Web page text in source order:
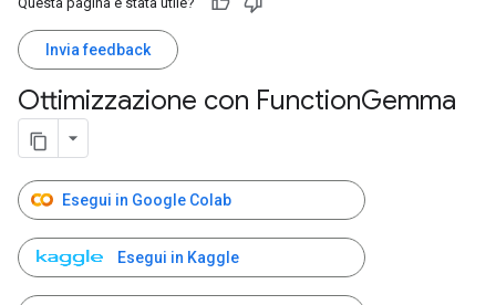
Invia feedback
Ottimizzazione con FunctionGemma
Esegui in Google Colab
Esegui in Kaggle